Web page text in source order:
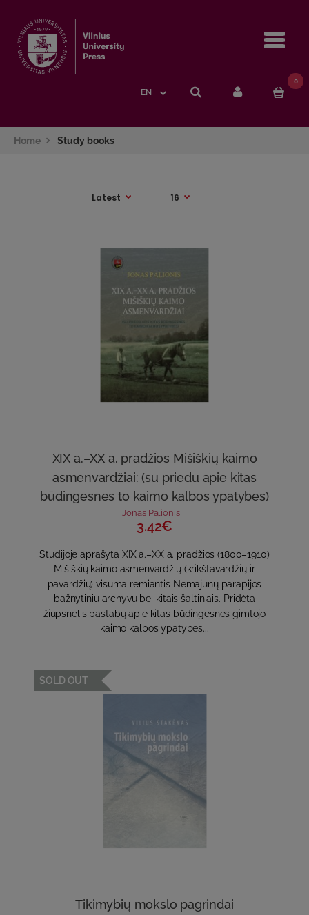
EN
0
Home Study books
XIX a.–XX a. pradžios Mišiškių kaimo
asmenvardžiai: (su priedu apie kitas
būdingesnes to kaimo kalbos ypatybes)
Jonas Palionis
3.42€
Studijoje aprašyta XIX a.–XX a. pradžios (1800–1910)
Mišiškių kaimo asmenvardžių (krikštavardžių ir
pavardžių) visuma remiantis Nemajūnų parapijos
bažnytiniu archyvu bei kitais šaltiniais. Pridėta
žiupsnelis pastabų apie kitas būdingesnes gimtojo
kaimo kalbos ypatybes...
SOLD OUT
Tikimybių mokslo pagrindai